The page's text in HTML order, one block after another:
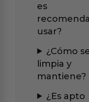
es
usar?
¿Cómo
limpia y
mantiene?
¿Es apto